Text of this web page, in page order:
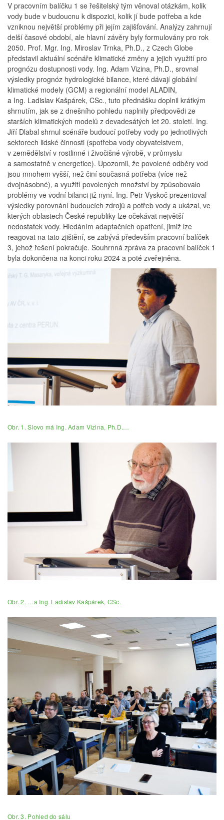
V pracovním balíčku 1 se řešitelský tým věnoval otázkám, kolik
vody bude v budoucnu k dispozici, kolik jí bude potřeba a kde
vzniknou největší problémy při jejím zajišťování. Analýzy zahrnují
delší časové období, ale hlavní závěry byly formulovány pro rok
2050. Prof. Mgr. Ing. Miroslav Trnka, Ph.D., z Czech Globe
představil aktuální scénáře klimatické změny a jejich využití pro
prognózu dostupnosti vody. Ing. Adam Vizina, Ph.D., srovnal
výsledky prognóz hydrologické bilance, které dávají globální
klimatické modely (GCM) a regionální model ALADIN,
a Ing. Ladislav Kašpárek, CSc., tuto přednášku doplnil krátkým
shrnutím, jak se z dnešního pohledu naplnily předpovědi ze
starších klimatických modelů z devadesátých let 20. století. Ing.
Jiří Dlabal shrnul scénáře budoucí potřeby vody po jednotlivých
sektorech lidské činnosti (spotřeba vody obyvatelstvem,
v zemědělství v rostlinné i živočišné výrobě, v průmyslu
a samostatně v energetice). Upozornil, že povolené odběry vod
jsou mnohem vyšší, než činí současná potřeba (více než
dvojnásobné), a využití povolených množství by způsobovalo
problémy ve vodní bilanci již nyní. Ing. Petr Vyskoč prezentoval
výsledky porovnání budoucích zdrojů a potřeb vody a ukázal, ve
kterých oblastech České republiky lze očekávat největší
nedostatek vody. Hledáním adaptačních opatření, jimiž lze
reagovat na tato zjištění, se zabývá především pracovní balíček
3, jehož řešení pokračuje. Souhrnná zpráva za pracovní balíček 1
byla dokončena na konci roku 2024 a poté zveřejněna.
Obr. 1. Slovo má Ing. Adam Vizina, Ph.D.…
Obr. 2. …a Ing. Ladislav Kašpárek, CSc.
Obr. 3. Pohled do sálu